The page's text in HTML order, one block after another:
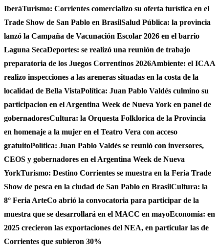
IberáTurismo: Corrientes comercializo su oferta turística en el
Trade Show de San Pablo en BrasilSalud Pública: la provincia
lanzó la Campaña de Vacunación Escolar 2026 en el barrio
Laguna SecaDeportes: se realizó una reunión de trabajo
preparatoria de los Juegos Correntinos 2026Ambiente: el ICAA
realizo inspecciones a las areneras situadas en la costa de la
localidad de Bella VistaPolítica: Juan Pablo Valdés culmino su
participacion en el Argentina Week de Nueva York en panel de
gobernadoresCultura: la Orquesta Folklorica de la Provincia
en homenaje a la mujer en el Teatro Vera con acceso
gratuitoPolítica: Juan Pablo Valdés se reunió con inversores,
CEOS y gobernadores en el Argentina Week de Nueva
YorkTurismo: Destino Corrientes se muestra en la Feria Trade
Show de pesca en la ciudad de San Pablo en BrasilCultura: la
8° Feria ArteCo abrió la convocatoria para participar de la
muestra que se desarrollará en el MACC en mayoEconomía: en
2025 crecieron las exportaciones del NEA, en particular las de
Corrientes que subieron 30%